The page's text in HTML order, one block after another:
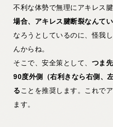
不利な体勢で無理にアキレス
場合、アキレス腱断裂なんて
なろうとしているのに、怪我
んからね。
そこで、安全策として、 つま
90度外側（右利きなら右側、
ることを推奨します。これで
ます。